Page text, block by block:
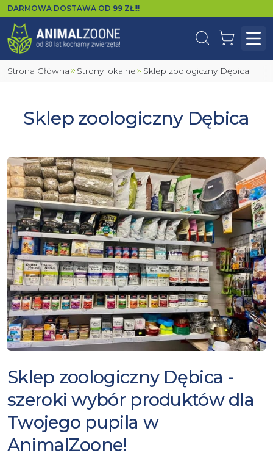
DARMOWA DOSTAWA OD 99 ZŁ!!!
WyszukajKoszyk
Strona Główna Strony lokalne Sklep zoologiczny Dębica
Sklep zoologiczny Dębica
Sklep zoologiczny Dębica -
szeroki wybór produktów dla
Twojego pupila w
AnimalZoone!